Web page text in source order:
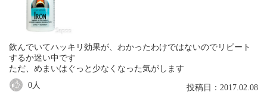
飲んでいてハッキリ効果が、わかったわけではないのでリピート
するか迷い中です
ただ、めまいはぐっと少なくなった気がします
投稿日：2017.02.08
0人